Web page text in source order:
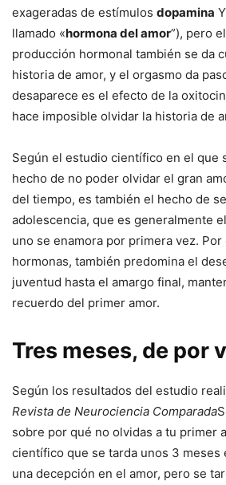
exageradas de estímulos dopamina Y
llamado «hormona del amor”), pero
producción hormonal también se da
historia de amor, y el orgasmo da
desaparece es el efecto de la
hace imposible olvidar la historia de
Según el estudio científico en el que
hecho de no poder olvidar el gran
del tiempo, es también el hecho de
adolescencia, que es generalmente
uno se enamora por primera vez. Por
hormonas, también predomina el
juventud hasta el amargo final,
recuerdo del primer amor.
Tres meses, de por
Según los resultados del estudio
Revista de Neurociencia Comparada
sobre por qué no olvidas a tu primer
científico que se tarda unos 3 meses
una decepción en el amor, pero se